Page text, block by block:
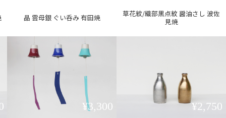
晶 雲母銀 ぐい呑み 有田焼
草花紋/織部黒点紋 醤油さし 波佐
見焼
¥3,300 ¥2,750